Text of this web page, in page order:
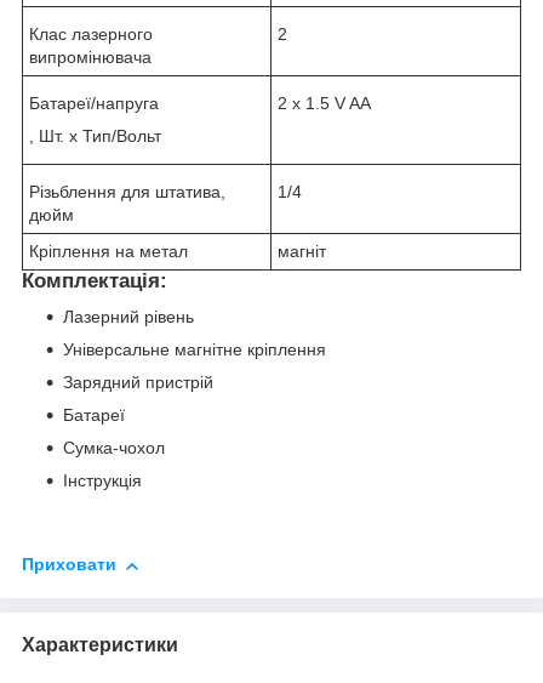
Клас лазерного
випромінювача
2
Батареї/напруга
, Шт. х Тип/Вольт
2 x 1.5 V AA
Різьблення для штатива,
дюйм
1/4
Кріплення на метал магніт
Комплектація:
Лазерний рівень
Універсальне магнітне кріплення
Зарядний пристрій
Батареї
Сумка-чохол
Інструкція
Приховати
Характеристики